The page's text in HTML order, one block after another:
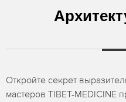
Откройте секрет
мастеров TIBET-MEDICINE